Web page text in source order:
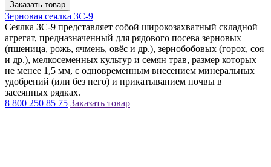
Заказать товар
Зерновая сеялка ЗС-9
Сеялка ЗС-9 представляет собой широкозахватный складной
агрегат, предназначенный для рядового посева зерновых
(пшеница, рожь, ячмень, овёс и др.), зернобобовых (горох, соя
и др.), мелкосеменных культур и семян трав, размер которых
не менее 1,5 мм, с одновременным внесением минеральных
удобрений (или без него) и прикатыванием почвы в
засеянных рядках.
8 800 250 85 75 Заказать товар